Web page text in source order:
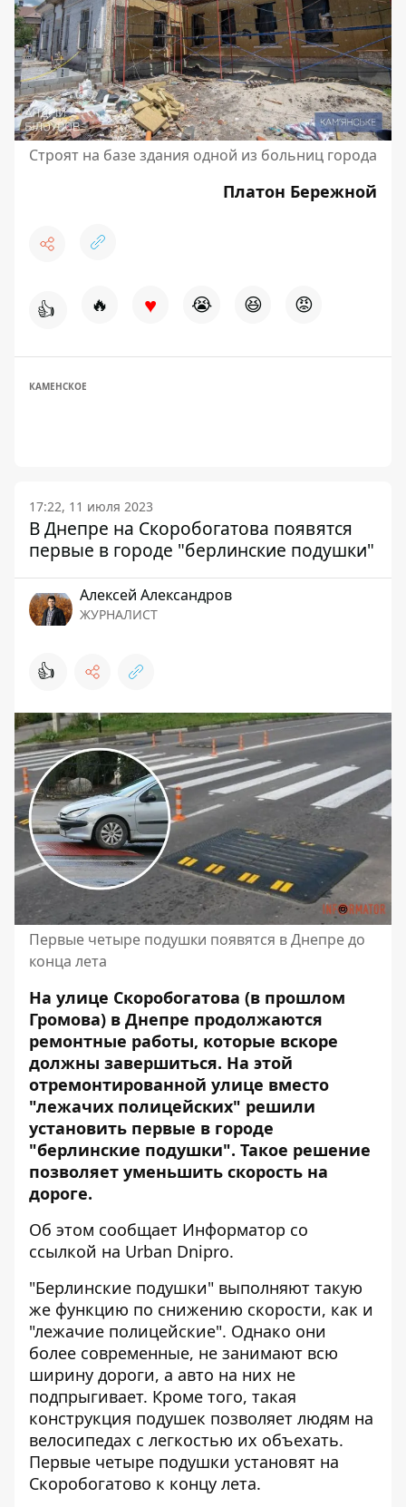
Строят на базе здания одной из больниц города
Платон Бережной
👍 🔥 ♥ 😭 😆 😡
КАМЕНСКОЕ
17:22, 11 июля 2023
В Днепре на Скоробогатова появятся
первые в городе "берлинские подушки"
Алексей Александров
ЖУРНАЛИСТ
👍
Первые четыре подушки появятся в Днепре до
конца лета
На улице Скоробогатова (в прошлом
Громова) в Днепре продолжаются
ремонтные работы, которые вскоре
должны завершиться. На этой
отремонтированной улице вместо
"лежачих полицейских" решили
установить первые в городе
"берлинские подушки". Такое решение
позволяет уменьшить скорость на
дороге.
Об этом сообщает Информатор со
ссылкой на Urban Dnipro.
"Берлинские подушки" выполняют такую ​​
же функцию по снижению скорости, как и
"лежачие полицейские". Однако они
более современные, не занимают всю
ширину дороги, а авто на них не
подпрыгивает. Кроме того, такая
конструкция подушек позволяет людям на
велосипедах с легкостью их объехать.
Первые четыре подушки установят на
Скоробогатово к концу лета.